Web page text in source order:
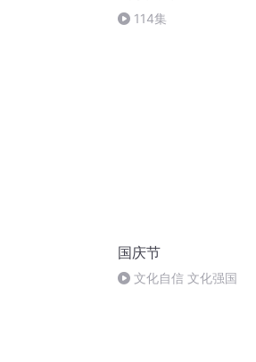
114集
国庆节
文化自信 文化强国